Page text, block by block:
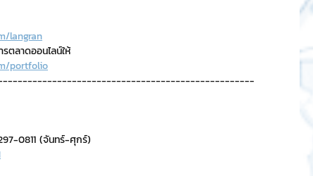
langran
ตลาดออนไลน์ให้
portfolio
0811 (จันทร์-ศุกร์)